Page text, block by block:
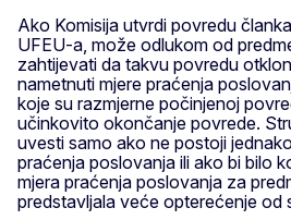
Ako Komisija utvrdi povredu
UFEU-a, može odlukom od
zahtijevati da takvu povredu
nametnuti mjere praćenja
koje su razmjerne počinjenoj
učinkovito okončanje povrede.
uvesti samo ako ne postoji
praćenja poslovanja ili ako bi bilo
mjera praćenja poslovanja za
predstavljala veće opterećenje od